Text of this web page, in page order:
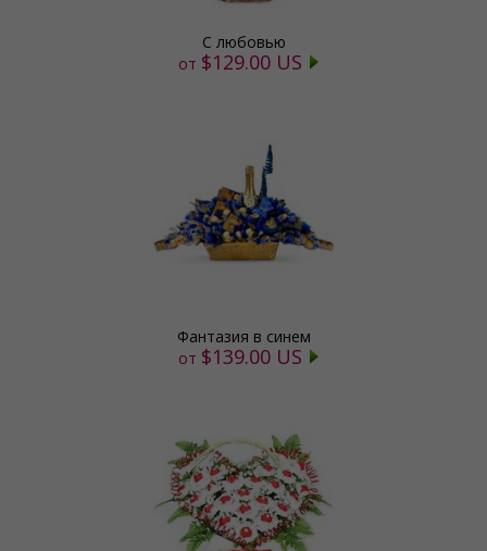
С любовью
от $129.00 US
Фантазия в синем
от $139.00 US